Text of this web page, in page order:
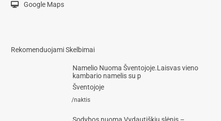
Google Maps
Rekomenduojami Skelbimai
Namelio Nuoma Šventojoje.Laisvas vieno
kambario namelis su p
Šventojoje
/naktis